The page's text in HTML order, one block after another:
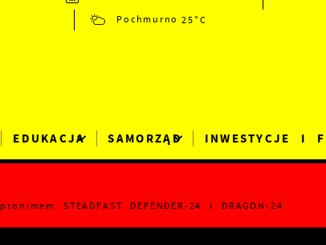
Pochmurno 25°C
EDUKACJA SAMORZĄD INWESTYCJE I
STEADFAST DEFENDER-24 i DRAGON-24